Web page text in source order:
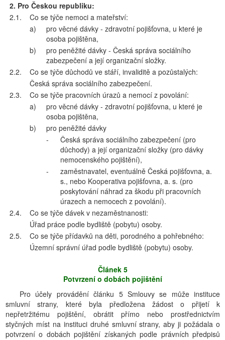
2. Pro Českou republiku:
2.1.
Co se týče nemoci a mateřství:
a)
pro věcné dávky - zdravotní pojišťovna, u které je
osoba pojištěna,
b)
pro peněžité dávky - Česká správa sociálního
zabezpečení a její organizační složky.
2.2.
Co se týče důchodů ve stáří, invaliditě a pozůstalých:
Česká správa sociálního zabezpečení.
2.3.
Co se týče pracovních úrazů a nemocí z povolání:
a)
pro věcné dávky - zdravotní pojišťovna, u které je
osoba pojištěna,
b)
pro peněžité dávky
-
Česká správa sociálního zabezpečení (pro
důchody) a její organizační složky (pro dávky
nemocenského pojištění),
-
zaměstnavatel, eventuálně Česká pojišťovna, a.
s., nebo Kooperativa pojišťovna, a. s. (pro
poskytování náhrad za škodu při pracovních
úrazech a nemocech z povolání).
2.4.
Co se týče dávek v nezaměstnanosti:
Úřad práce podle bydliště (pobytu) osoby.
2.5.
Co se týče přídavků na děti, porodného a pohřebného:
Územní správní úřad podle bydliště (pobytu) osoby.
Článek 5
Potvrzení o dobách pojištění
Pro účely provádění článku 5 Smlouvy se může instituce
smluvní strany, které byla předložena žádost o přijetí k
nepřetržitému pojištění, obrátit přímo nebo prostřednictvím
styčných míst na instituci druhé smluvní strany, aby ji požádala o
potvrzení o dobách pojištění získaných podle právních předpisů